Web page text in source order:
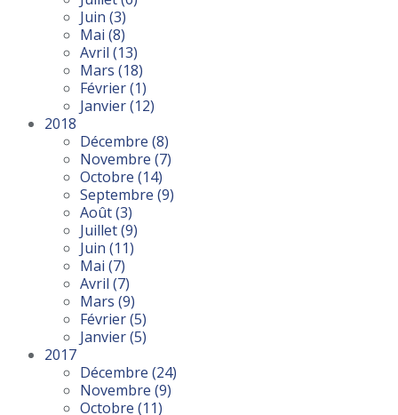
Juin (3)
Mai (8)
Avril (13)
Mars (18)
Février(1)
Janvier(12)
2018
Décembre (8)
Novembre (7)
Octobre (14)
Septembre (9)
Août(3)
Juillet(9)
Juin (11)
Mai (7)
Avril (7)
Mars (9)
Février(5)
Janvier(5)
2017
Décembre (24)
Novembre (9)
Octobre (11)